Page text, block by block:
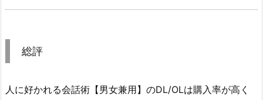
総評
人に好かれる会話術【男女兼用】のDL/OLは購入率が高く